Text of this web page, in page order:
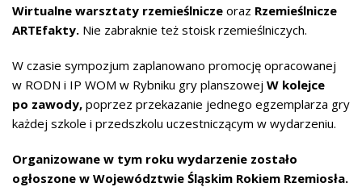
Wirtualne warsztaty rzemieślnicze oraz Rzemieślnicze
ARTEfakty. Nie zabraknie też stoisk rzemieślniczych.
W czasie sympozjum zaplanowano promocję opracowanej
w RODN i IP WOM w Rybniku gry planszowej W kolejce
po zawody, poprzez przekazanie jednego egzemplarza gry
każdej szkole i przedszkolu uczestniczącym w wydarzeniu.
Organizowane w tym roku wydarzenie zostało
ogłoszone w Województwie Śląskim Rokiem Rzemiosła.